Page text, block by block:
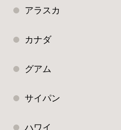
アラスカ
カナダ
グアム
サイパン
ハワイ